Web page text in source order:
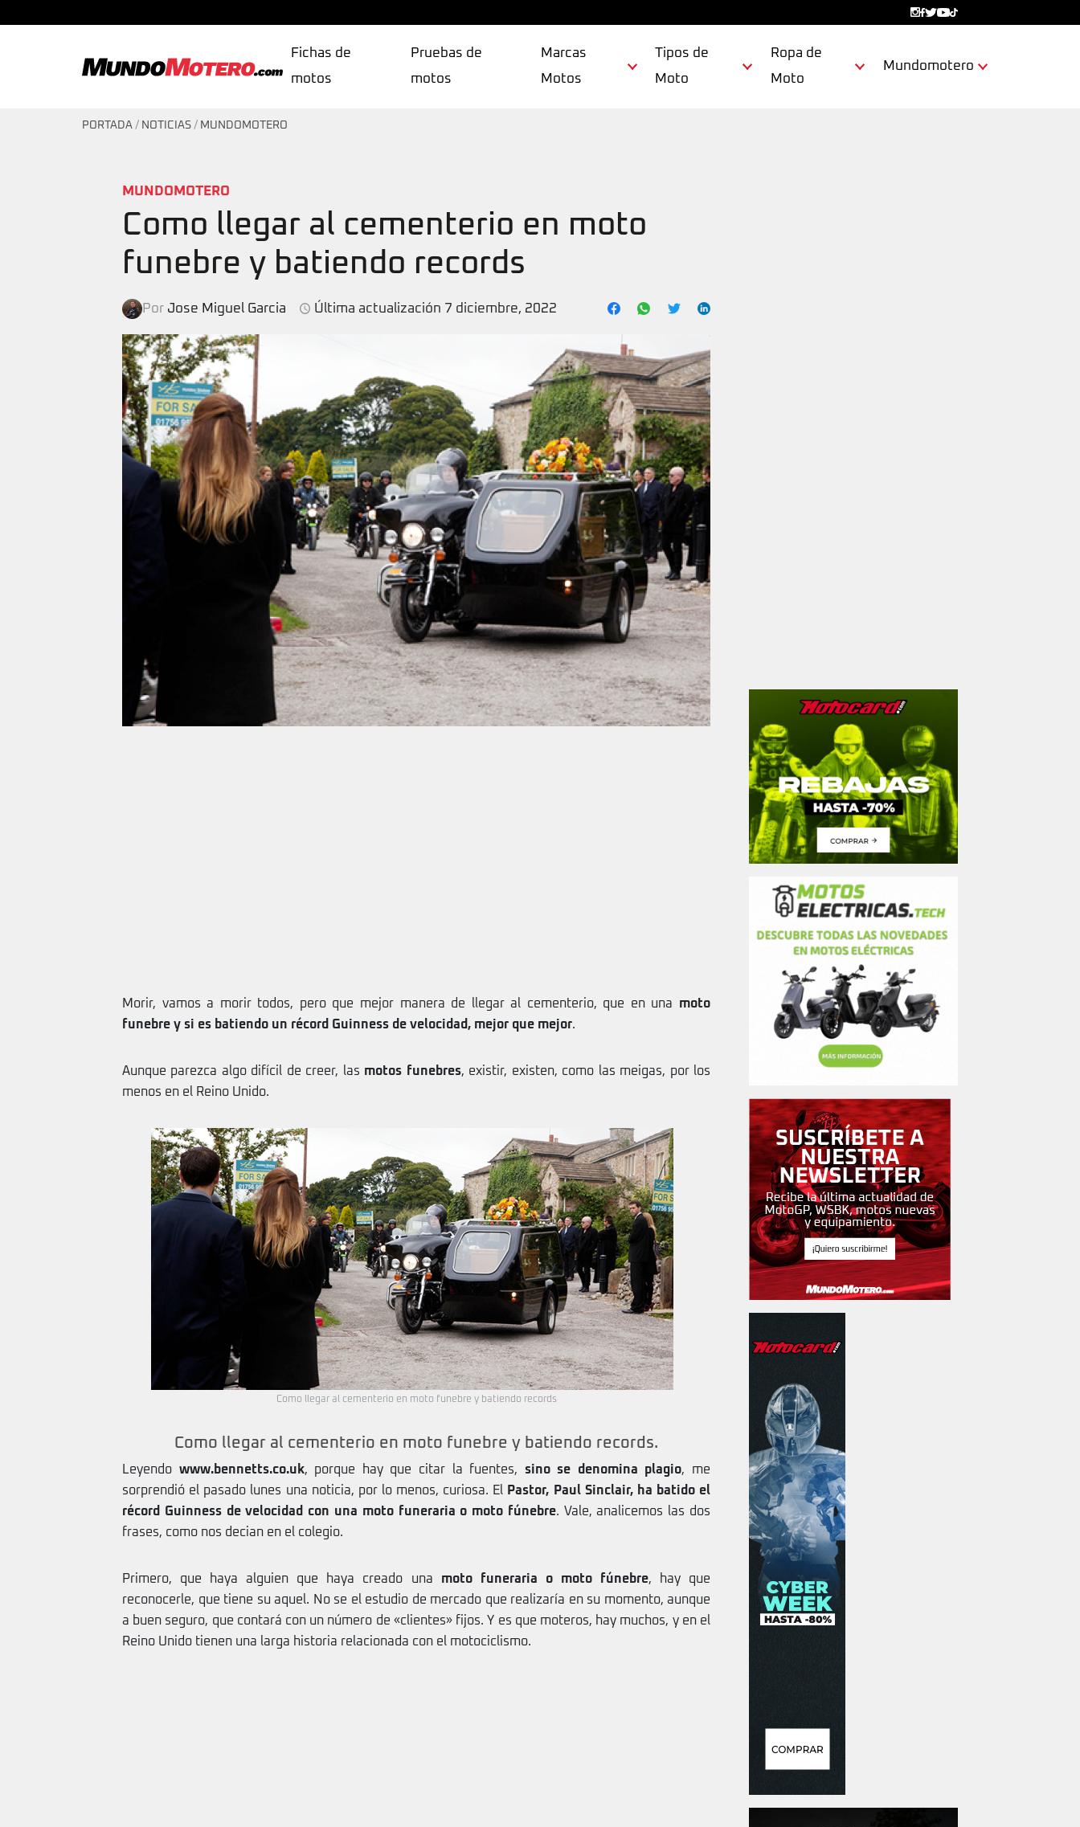
Fichas de
motos
Pruebas de
motos
Marcas
Motos
Tipos de
Moto
Ropa de
Moto
Mundomotero
PORTADA / NOTICIAS / MUNDOMOTERO
MUNDOMOTERO
Como llegar al cementerio en moto
funebre y batiendo records
Por Jose Miguel Garcia Última actualización 7 diciembre, 2022
Morir, vamos a morir todos, pero que mejor manera de llegar al cementerio, que en una moto
funebre y si es batiendo un récord Guinness de velocidad, mejor que mejor.
Aunque parezca algo difícil de creer, las motos funebres, existir, existen, como las meigas, por los
menos en el Reino Unido.
Como llegar al cementerio en moto funebre y batiendo records
Como llegar al cementerio en moto funebre y batiendo records.
Leyendo www.bennetts.co.uk, porque hay que citar la fuentes, sino se denomina plagio, me
sorprendió el pasado lunes una noticia, por lo menos, curiosa. El Pastor, Paul Sinclair, ha batido el
récord Guinness de velocidad con una moto funeraria o moto fúnebre. Vale, analicemos las dos
frases, como nos decian en el colegio.
Primero, que haya alguien que haya creado una moto funeraria o moto fúnebre, hay que
reconocerle, que tiene su aquel. No se el estudio de mercado que realizaría en su momento, aunque
a buen seguro, que contará con un número de «clientes» fijos. Y es que moteros, hay muchos, y en el
Reino Unido tienen una larga historia relacionada con el motociclismo.